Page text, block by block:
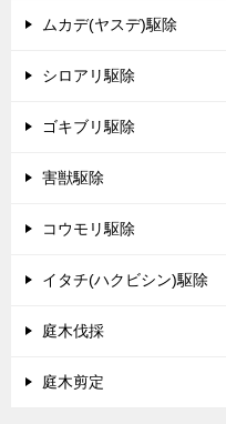
ムカデ(ヤスデ)駆除
シロアリ駆除
ゴキブリ駆除
害獣駆除
コウモリ駆除
イタチ(ハクビシン)駆除
庭木伐採
庭木剪定